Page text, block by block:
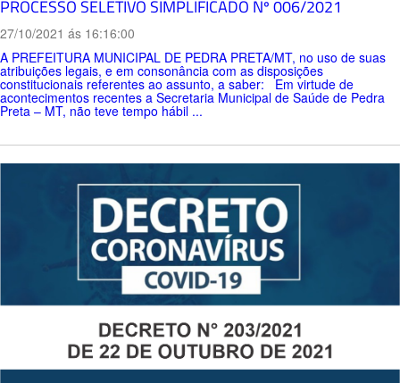
PROCESSO SELETIVO SIMPLIFICADO Nº 006/2021
27/10/2021 ás 16:16:00
A PREFEITURA MUNICIPAL DE PEDRA PRETA/MT, no uso de suas
atribuições legais, e em consonância com as disposições
constitucionais referentes ao assunto, a saber: Em virtude de
acontecimentos recentes a Secretaria Municipal de Saúde de Pedra
Preta – MT, não teve tempo hábil ...